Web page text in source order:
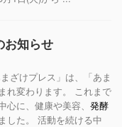
お知らせ
ざけプレス」は、「あま
れ変わります。 これまで
心に、健康や美容、 発酵
した。 活動を続ける中